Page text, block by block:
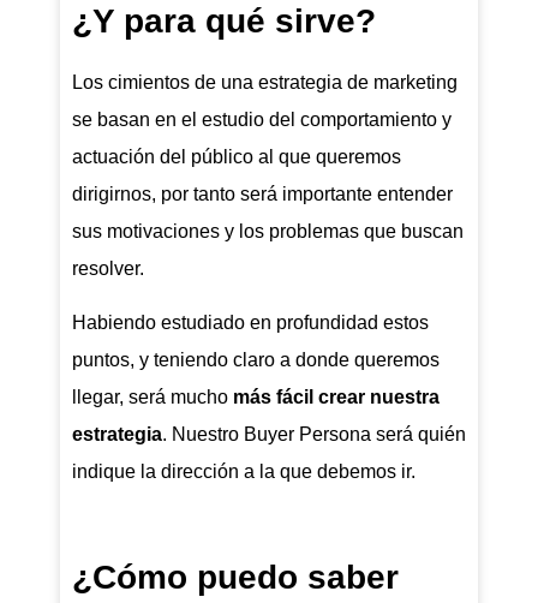
¿Y para qué sirve?
Los cimientos de una estrategia de marketing
se basan en el estudio del comportamiento y
actuación del público al que queremos
dirigirnos, por tanto será importante entender
sus motivaciones y los problemas que buscan
resolver.
Habiendo estudiado en profundidad estos
puntos, y teniendo claro a donde queremos
llegar, será mucho más fácil crear nuestra
estrategia. Nuestro Buyer Persona será quién
indique la dirección a la que debemos ir.
¿Cómo puedo saber